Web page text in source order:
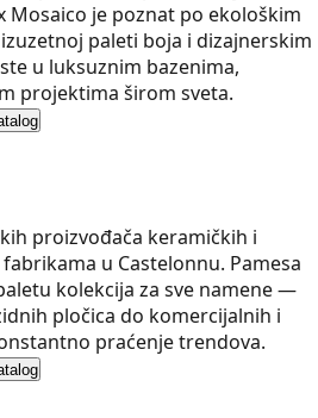
Mosaico je poznat po ekološkim
paleti boja i dizajnerskim
u luksuznim bazenima,
projektima širom sveta.
proizvođača keramičkih i
u Castelonnu. Pamesa
kolekcija za sve namene —
pločica do komercijalnih i
praćenje trendova.